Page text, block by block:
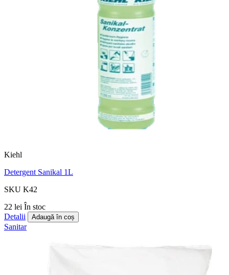
Kiehl
Detergent Sanikal 1L
SKU K42
22 lei În stoc
Detalii
Adaugă în coș
Sanitar